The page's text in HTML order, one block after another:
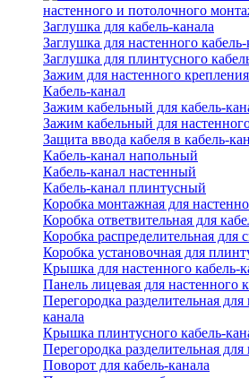
настенного и потолочного
Заглушка для кабель-канала
Заглушка для настенного кабель-
Заглушка для плинтусного
Зажим для настенного
Кабель-канал
Зажим кабельный для кабель-
Зажим кабельный для
Защита ввода кабеля в кабель-
Кабель-канал напольный
Кабель-канал настенный
Кабель-канал плинтусный
Коробка монтажная для
Коробка ответвительная для
Коробка распределительная для
Коробка установочная для
Крышка для настенного кабель-
Панель лицевая для настенного
Перегородка разделительная для
канала
Крышка плинтусного кабель-
Перегородка разделительная для
Поворот для кабель-канала